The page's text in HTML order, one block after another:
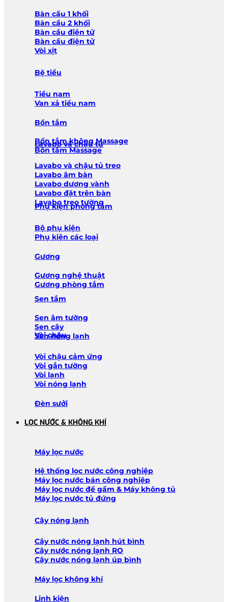
Bàn cầu 1 khối
Bàn cầu 2 khối
Bàn cầu điện tử
Bàn cầu điện tử
Vòi xịt
Bệ tiểu
Tiểu nam
Van xả tiểu nam
Bồn tắm
Bồn tắm không Massage
Bồn tắm Massage
Lavabo và chậu tủ
Lavabo và chậu tủ treo
Lavabo âm bàn
Lavabo dương vành
Lavabo đặt trên bàn
Lavabo treo tường
Phụ kiện phòng tắm
Bộ phụ kiện
Phụ kiện các loại
Gương
Gương nghệ thuật
Gương phòng tắm
Sen tắm
Sen âm tường
Sen cây
Sen nóng lạnh
Vòi chậu
Vòi chậu cảm ứng
Vòi gắn tường
Vòi lạnh
Vòi nóng lạnh
Đèn sưởi
LỌC NƯỚC & KHÔNG KHÍ
Máy lọc nước
Hệ thống lọc nước công nghiệp
Máy lọc nước bán công nghiệp
Máy lọc nước để gầm & Máy không tủ
Máy lọc nước tủ đứng
Cây nóng lạnh
Cây nước nóng lạnh hút bình
Cây nước nóng lạnh RO
Cây nước nóng lạnh úp bình
Máy lọc không khí
Linh kiện